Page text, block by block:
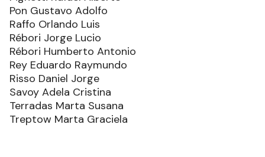
Pon Gustavo Adolfo
Raffo Orlando Luis
Rébori Jorge Lucio
Rébori Humberto Antonio
Rey Eduardo Raymundo
Risso Daniel Jorge
Savoy Adela Cristina
Terradas Marta Susana
Treptow Marta Graciela